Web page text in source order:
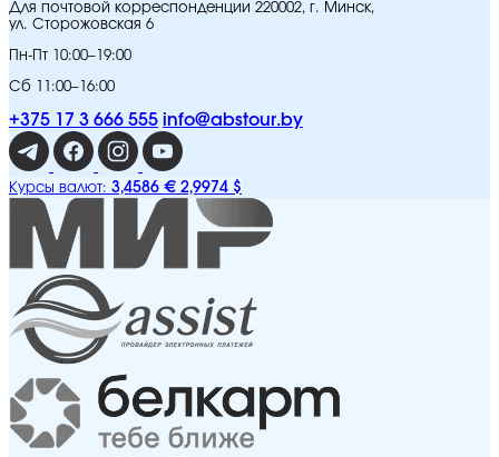
Для почтовой корреспонденции 220002, г. Минск,
ул. Сторожовская 6
Пн-Пт 10:00–19:00
Сб 11:00–16:00
+375 17 3 666 555 info@abstour.by
Курсы валют: 3,4586 € 2,9974 $